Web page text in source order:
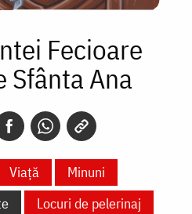
Fecioare
Sfânta Ana
Viață
Minuni
Locuri de pelerinaj